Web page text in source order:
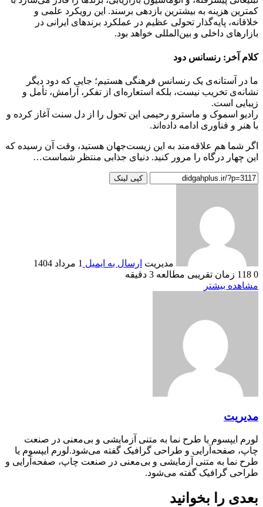
کمترین هزینه به بیشترین بازدهی برسند. این رویکرد علمی و
خلاقانه، پایه‌گذار تحولی عظیم در عملکرد برندهای ایرانی در
بازارهای داخلی و بین‌المللی خواهد بود.
کلام آخر: رنسانس دود
ما در آستانه‌ی یک رنسانس فرهنگی هستیم؛ جایی که دود دیگر
نشانه‌ی تخریب نیست، بلکه استعاره‌ای از تفکر، آرامش، تأمل و
زیبایی است.
رادیو اسموک و ماسترو رحیمی این تحول را از دل سنت آغاز کرده و
با هنر و فناوری ادامه داده‌اند.
اگر شما هم علاقه‌مند به این زیست‌جهان هستید، وقت آن رسیده که
این چهار درگاه را مرور کنید. دنیای جذابی منتظر شماست…
کپی لینک
مدیریت ارسال به ایمیل 1 مرداد 1404
0
زمان تقریبی مطالعه 3 دقیقه
مشاهده بیشتر
مدیریت
لورم ایپسوم یا طرح‌ نما به متنی آزمایشی و بی‌معنی در صنعت
چاپ، صفحه‌آرایی و طراحی گرافیک گفته می‌شود.لورم ایپسوم یا
طرح‌ نما به متنی آزمایشی و بی‌معنی در صنعت چاپ، صفحه‌آرایی و
طراحی گرافیک گفته می‌شود.
بعدی را بخوانید